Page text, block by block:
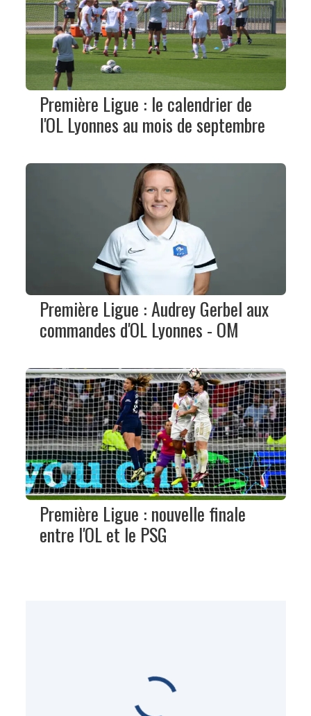
Première Ligue : le calendrier de
l'OL Lyonnes au mois de septembre
Première Ligue : Audrey Gerbel aux
commandes d'OL Lyonnes - OM
Première Ligue : nouvelle finale
entre l'OL et le PSG